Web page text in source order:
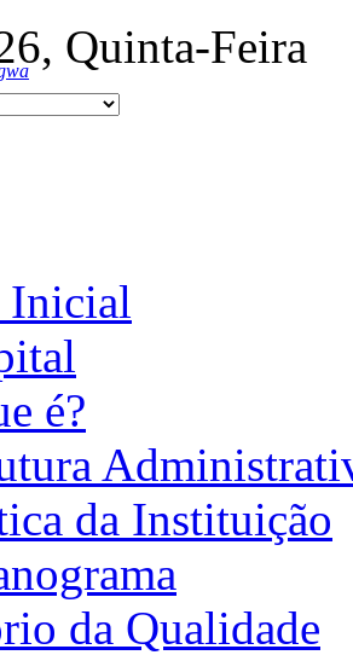
Quinta-Feira
Inicial
é?
da Instituição
da Qualidade